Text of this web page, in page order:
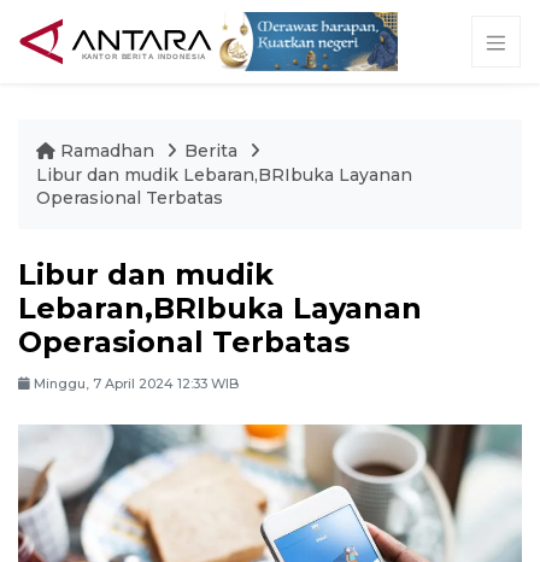
Ramadhan
Berita
Libur dan mudik Lebaran,BRIbuka Layanan
Operasional Terbatas
Libur dan mudik
Lebaran,BRIbuka Layanan
Operasional Terbatas
Minggu, 7 April 2024 12:33 WIB